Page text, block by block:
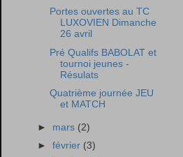
Portes ouvertes au TC
LUXOVIEN Dimanche
26 avril
Pré Qualifs BABOLAT et
tournoi jeunes -
Résulats
Quatrième journée JEU
et MATCH
► mars (2)
►février (3)